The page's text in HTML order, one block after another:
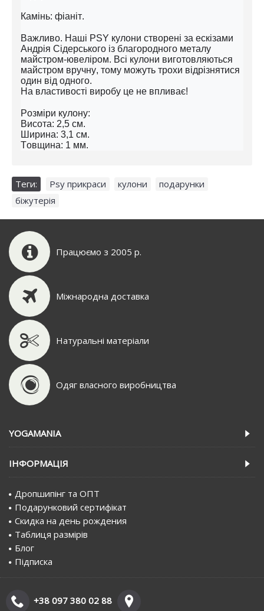
Камінь: фіаніт.
Важливо. Наші PSY кулони створені за ескізами
Андрія Сідерського із благородного металу
майстром-ювеліром. Всі кулони виготовляються
майстром вручну, тому можуть трохи відрізнятися
один від одного.
На властивості виробу це не впливає!
Розміри кулону:
Висота: 2,5 см.
Ширина: 3,1 см.
Товщина: 1 мм.
Теги: Psy прикраси кулони подарунки
біжутерія
Працюємо з 2005 р.
Міжнародна доставка
Натуральні матеріали
Одяг власного виробництва
YOGAMANIA
IНФОРМАЦIЯ
Дропшипінг та ОПТ
Подарунковий сертифiкат
Скидка на день рождения
Таблиця размірів
Блог
Пiдписка
+38 097 380 02 88